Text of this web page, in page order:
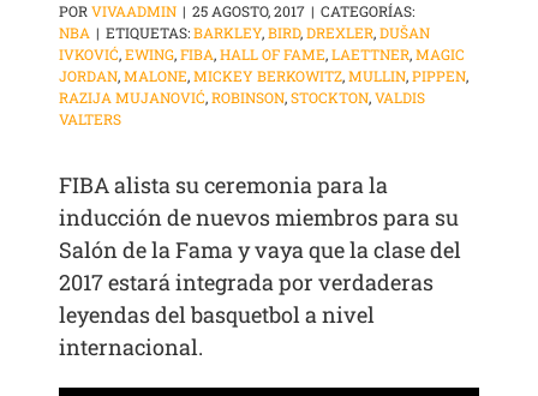
PORVIVAADMIN | 25 AGOSTO, 2017 | CATEGORÍAS:
NBA | ETIQUETAS:BARKLEY,BIRD,DREXLER,DUŠAN
IVKOVIĆ,EWING,FIBA,HALL OF FAME,LAETTNER,MAGIC
JORDAN,MALONE,MICKEY BERKOWITZ,MULLIN,PIPPEN,
RAZIJA MUJANOVIĆ,ROBINSON,STOCKTON,VALDIS
VALTERS
FIBA alista su ceremonia para la
inducción de nuevos miembros para su
Salón de la Fama y vaya que la clase del
2017 estará integrada por verdaderas
leyendas del basquetbol a nivel
internacional.